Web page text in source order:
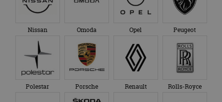
Nissan Omoda Opel Peugeot
Polestar Porsche Renault Rolls-Royce